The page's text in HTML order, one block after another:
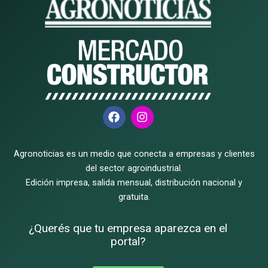
F
a
b
o
o
I
n
a
g
r
a
m
Agronoticias es un medio que conecta a empresas y clientes
del sector agroindustrial.
Edición impresa, salida mensual, distribución nacional y
gratuita.
¿Querés que tu empresa aparezca en el
portal?